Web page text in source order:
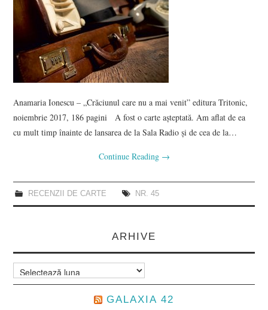
Anamaria Ionescu – „Crăciunul care nu a mai venit” editura Tritonic,
noiembrie 2017, 186 pagini A fost o carte așteptată. Am aflat de ea
cu mult timp înainte de lansarea de la Sala Radio și de cea de la…
Continue Reading →
RECENZII DE CARTE NR. 45
ARHIVE
Arhive
GALAXIA 42